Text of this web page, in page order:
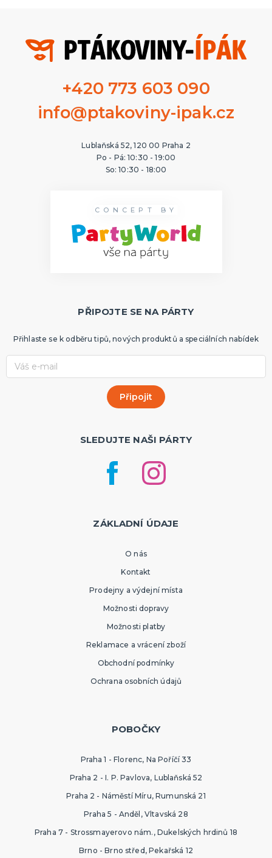
+420 773 603 090
info@ptakoviny-ipak.cz
Lublaňská 52, 120 00 Praha 2
Po - Pá: 10:30 - 19:00
So: 10:30 - 18:00
CONCEPT BY
PŘIPOJTE SE NA PÁRTY
Přihlaste se k odběru tipů, nových produktů a speciálních nabídek
SLEDUJTE NAŠI PÁRTY
ZÁKLADNÍ ÚDAJE
O nás
Kontakt
Prodejny a výdejní místa
Možnosti dopravy
Možnosti platby
Reklamace a vrácení zboží
Obchodní podmínky
Ochrana osobních údajů
POBOČKY
Praha 1 - Florenc, Na Poříčí 33
Praha 2 - I. P. Pavlova, Lublaňská 52
Praha 2 - Náměstí Míru, Rumunská 21
Praha 5 - Anděl, Vltavská 28
Praha 7 - Strossmayerovo nám., Dukelských hrdinů 18
Brno - Brno střed, Pekařská 12